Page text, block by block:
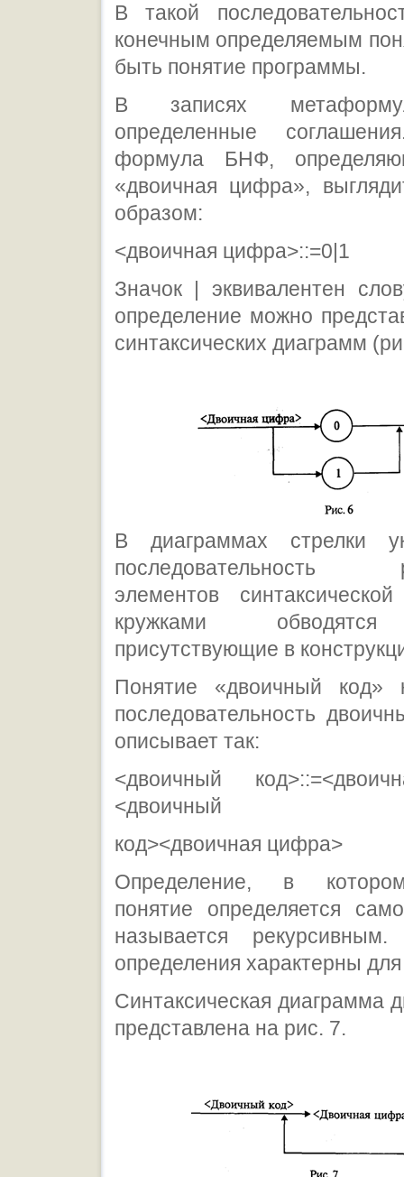
В такой
конечным определяемым
быть понятие программы.
В записях
определенные
формула БНФ,
«двоичная цифра»,
образом:
<двоичная цифра>::=0|1
Значок | эквивалентен
определение можно
синтаксических диаграмм
В диаграммах стрелки
последовательность
элементов синтаксической
кружками
присутствующие в
Понятие «двоичный код»
последовательность
описывает так:
<двоичный
<двоичный
код><двоичная цифра>
Определение, в
понятие определяется
называется рекурсивным.
определения характерны
Синтаксическая диаграмма
представлена на рис. 7.